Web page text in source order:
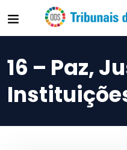
16 – Paz,